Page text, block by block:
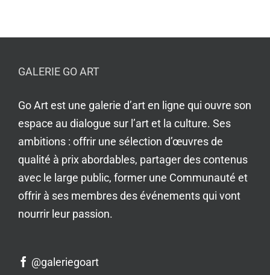
GALERIE GO ART
Go Art est une galerie d’art en ligne qui ouvre son
espace au dialogue sur l’art et la culture. Ses
ambitions : offrir une sélection d’œuvres de
qualité à prix abordables, partager des contenus
avec le large public, former une Communauté et
offrir à ses membres des événements qui vont
nourrir leur passion.
@galeriegoart